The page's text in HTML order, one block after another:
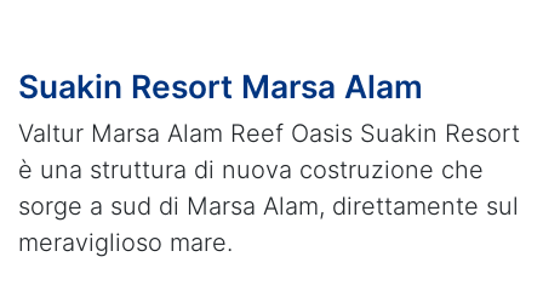
Suakin Resort Marsa Alam
Valtur Marsa Alam Reef Oasis Suakin Resort
è una struttura di nuova costruzione che
sorge a sud di Marsa Alam, direttamente sul
meraviglioso mare.